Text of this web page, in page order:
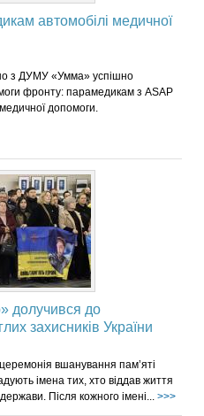
автомобілі медичної
з ДУМУ «Умма» успішно
фронту: парамедикам з ASAP
допомоги.
долучився до
захисників України
вшанування пам’яті
імена тих, хто віддав життя
Після кожного імені... >>>